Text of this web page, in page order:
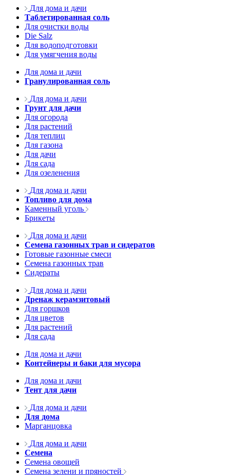
Для дома и дачи
Таблетированная соль
Для очистки воды
Die Salz
Для водоподготовки
Для умягчения воды
Для дома и дачи
Гранулированная соль
Для дома и дачи
Грунт для дачи
Для огорода
Для растений
Для теплиц
Для газона
Для дачи
Для сада
Для озеленения
Для дома и дачи
Топливо для дома
Каменный уголь
Брикеты
Для дома и дачи
Семена газонных трав и сидератов
Готовые газонные смеси
Семена газонных трав
Сидераты
Для дома и дачи
Дренаж керамзитовый
Для горшков
Для цветов
Для растений
Для сада
Для дома и дачи
Контейнеры и баки для мусора
Для дома и дачи
Тент для дачи
Для дома и дачи
Для дома
Марганцовка
Для дома и дачи
Семена
Семена овощей
Семена зелени и пряностей